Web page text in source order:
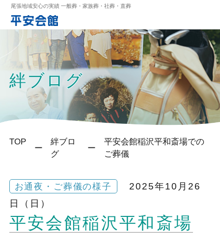
尾張地域安心の実績 一般葬・家族葬・社葬・直葬
絆ブログ
TOP
絆ブロ
グ
平安会館稲沢平和斎場での
ご葬儀
お通夜・ご葬儀の様子
2025年10月26
日（日）
平安会館稲沢平和斎場